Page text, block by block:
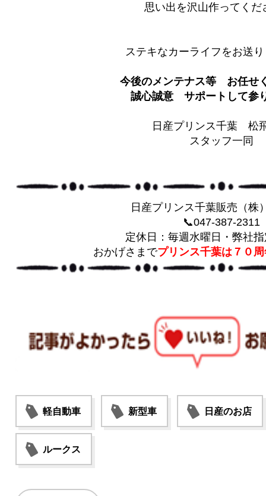
思い出を沢山作ってくだ
ステキなカーライフをお送
今後のメンテナス等 お任せ
誠心誠意 サポートして参
日産プリンス千葉 松
スタッフ一同
日産プリンス千葉販売（株
📞047-387-2311
定休日：毎週水曜日・弊社
おかげさまでプリンス千葉は７０
軽自動車 新型車 日産のお店
ルークス